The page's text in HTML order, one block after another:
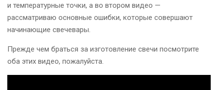
и температурные точки, а во втором видео —
рассматриваю основные ошибки, которые совершают
начинающие свечевары.
Прежде чем браться за изготовление свечи посмотрите
оба этих видео, пожалуйста.